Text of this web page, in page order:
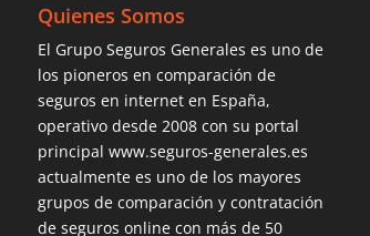
Quienes Somos
El Grupo Seguros Generales es uno de
los pioneros en comparación de
seguros en internet en España,
operativo desde 2008 con su portal
principal www.seguros-generales.es
actualmente es uno de los mayores
grupos de comparación y contratación
de seguros online con más de 50